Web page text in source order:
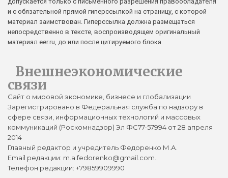
и с обязательной прямой гиперссылкой на страницу, с которой
материал заимствован. Гиперссылка должна размещаться
непосредственно в тексте, воспроизводящем оригинальный
материал eer.ru, до или после цитируемого блока.
Внешнеэкономические
связи
Сайт о мировой экономике, бизнесе и глобализации
Зарегистрировано в Федеральная служба по надзору в
сфере связи, информационных технологий и массовых
коммуникаций (Роскомнадзор) Эл ФС77-57994 от 28 апреля
2014
Главный редактор и учредитель Федоренко М.А.
Email редакции: m.a.fedorenko@gmail.com.
Телефон редакции: +79859909990